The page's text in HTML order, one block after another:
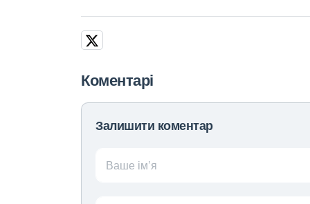
Коментарі
Залишити коментар
Ваше ім’я